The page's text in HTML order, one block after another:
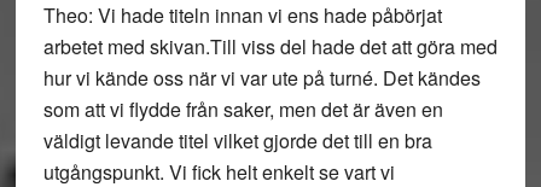
Theo: Vi hade titeln innan vi ens hade påbörjat
arbetet med skivan.Till viss del hade det att göra med
hur vi kände oss när vi var ute på turné. Det kändes
som att vi flydde från saker, men det är även en
väldigt levande titel vilket gjorde det till en bra
utgångspunkt. Vi fick helt enkelt se vart vi